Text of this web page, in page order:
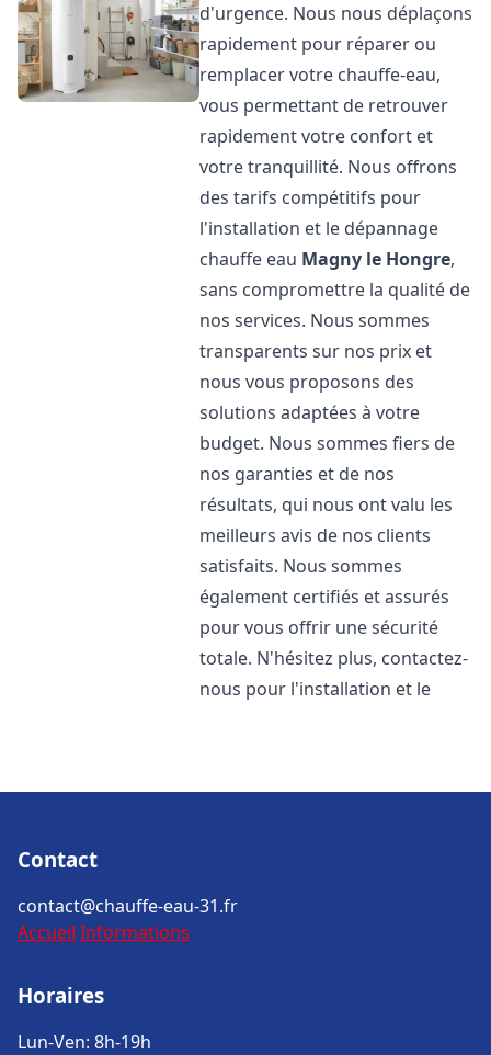
d'urgence. Nous nous déplaçons
rapidement pour réparer ou
remplacer votre chauffe-eau,
vous permettant de retrouver
rapidement votre confort et
votre tranquillité. Nous offrons
des tarifs compétitifs pour
l'installation et le dépannage
chauffe eau Magny le Hongre,
sans compromettre la qualité de
nos services. Nous sommes
transparents sur nos prix et
nous vous proposons des
solutions adaptées à votre
budget. Nous sommes fiers de
nos garanties et de nos
résultats, qui nous ont valu les
meilleurs avis de nos clients
satisfaits. Nous sommes
également certifiés et assurés
pour vous offrir une sécurité
totale. N'hésitez plus, contactez-
nous pour l'installation et le
Contact
contact@chauffe-eau-31.fr
Accueil Informations
Horaires
Lun-Ven: 8h-19h